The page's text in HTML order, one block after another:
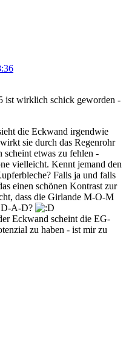
ist wirklich schick geworden -
die Eckwand irgendwie
sie durch das Regenrohr
scheint etwas zu fehlen -
vielleicht. Kennt jemand den
Falls ja und falls
einen schönen Kontrast zur
dass die Girlande M-O-M
D-A-D?
Eckwand scheint die EG-
zu haben - ist mir zu